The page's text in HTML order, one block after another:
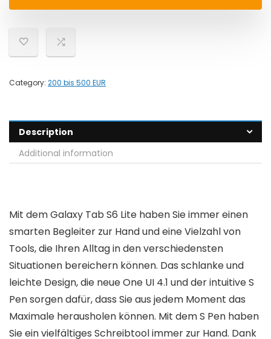
Category: 200 bis 500 EUR
Description
Additional information
Mit dem Galaxy Tab S6 Lite haben Sie immer einen
smarten Begleiter zur Hand und eine Vielzahl von
Tools, die Ihren Alltag in den verschiedensten
Situationen bereichern können. Das schlanke und
leichte Design, die neue One UI 4.1 und der intuitive S
Pen sorgen dafür, dass Sie aus jedem Moment das
Maximale herausholen können. Mit dem S Pen haben
Sie ein vielfältiges Schreibtool immer zur Hand. Dank